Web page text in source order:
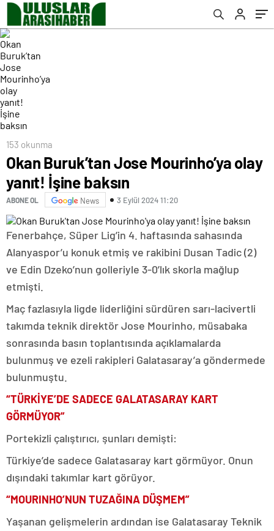
153 okunma
Okan Buruk’tan Jose Mourinho’ya olay
yanıt! İşine baksın
ABONE OL News 3 Eylül 2024 11:20
Fenerbahçe, Süper Lig’in 4. haftasında sahasında
Alanyaspor’u konuk etmiş ve rakibini Dusan Tadic (2)
ve Edin Dzeko’nun golleriyle 3-0’lık skorla mağlup
etmişti.
Maç fazlasıyla ligde liderliğini sürdüren sarı-lacivertli
takımda teknik direktör Jose Mourinho, müsabaka
sonrasında basın toplantısında açıklamalarda
bulunmuş ve ezeli rakipleri Galatasaray’a göndermede
bulunmuştu.
“TÜRKİYE’DE SADECE GALATASARAY KART
GÖRMÜYOR”
Portekizli çalıştırıcı, şunları demişti:
Türkiye’de sadece Galatasaray kart görmüyor. Onun
dışındaki takımlar kart görüyor.
“MOURINHO’NUN TUZAĞINA DÜŞMEM”
Yaşanan gelişmelerin ardından ise Galatasaray Teknik